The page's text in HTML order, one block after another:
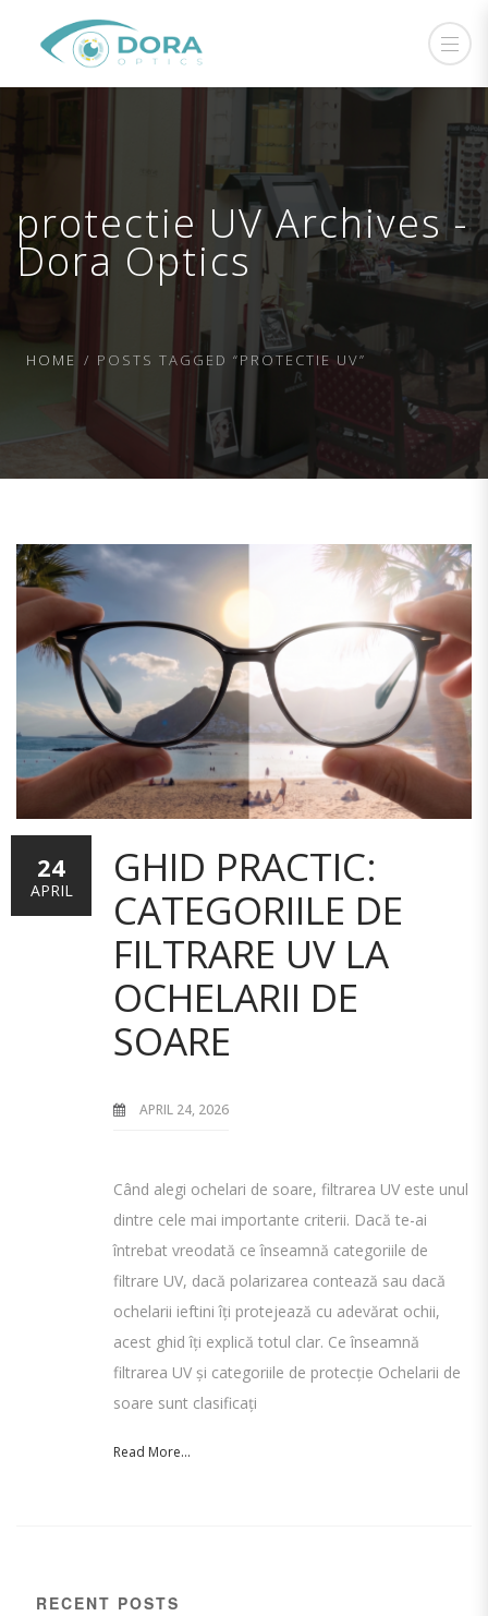
protectie UV Archives -
Dora Optics
HOME POSTS TAGGED “PROTECTIE UV”
GHID PRACTIC:
CATEGORIILE DE
FILTRARE UV LA
OCHELARII DE
SOARE
APRIL 24, 2026
Când alegi ochelari de soare, filtrarea UV este unul
dintre cele mai importante criterii. Dacă te-ai
întrebat vreodată ce înseamnă categoriile de
filtrare UV, dacă polarizarea contează sau dacă
ochelarii ieftini îți protejează cu adevărat ochii,
acest ghid îți explică totul clar. Ce înseamnă
filtrarea UV și categoriile de protecție Ochelarii de
soare sunt clasificați
Read More...
24
APRIL
RECENT POSTS